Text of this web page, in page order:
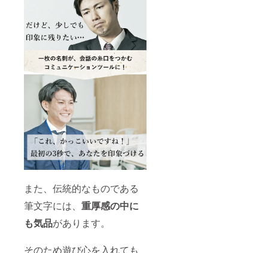
また、伝統的なものである
筆文字には、 重厚感の中に
も気品があります。
そのため遊び心を入れても